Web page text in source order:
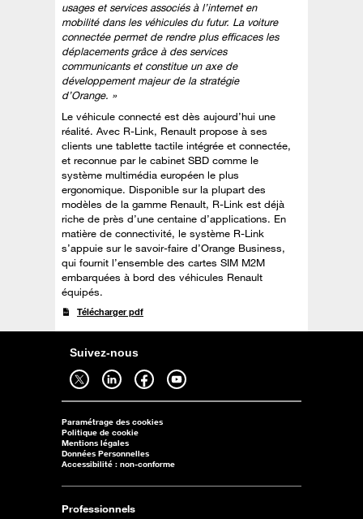
usages et services associés à l’internet en
mobilité dans les véhicules du futur. La voiture
connectée permet de rendre plus efficaces les
déplacements grâce à des services
communicants et constitue un axe de
développement majeur de la stratégie
d’Orange. »
Le véhicule connecté est dès aujourd’hui une
réalité. Avec R-Link, Renault propose à ses
clients une tablette tactile intégrée et connectée,
et reconnue par le cabinet SBD comme le
système multimédia européen le plus
ergonomique. Disponible sur la plupart des
modèles de la gamme Renault, R-Link est déjà
riche de près d’une centaine d’applications. En
matière de connectivité, le système R-Link
s’appuie sur le savoir-faire d’Orange Business,
qui fournit l’ensemble des cartes SIM M2M
embarquées à bord des véhicules Renault
équipés.
Télécharger pdf
Suivez-nous
Suivez-nous sur twitter - ouverture dans un nouvel onglet Suivez-nous sur linkedin - ouverture dans un nouvel onglet Suivez-nous sur facebook - ouverture dans un nouvel onglet Suivez-nous sur youtube - ouverture dans un nouvel onglet
Paramétrage des cookies
Politique de cookie
Mentions légales
Données Personnelles
Accessibilité : non-conforme
Professionnels